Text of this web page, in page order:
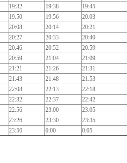
19:32 19:38 19:45
19:50 19:56 20:03
20:08 20:14 20:21
20:27 20:33 20:40
20:46 20:52 20:59
20:59 21:04 21:09
21:21 21:26 21:31
21:43 21:48 21:53
22:08 22:13 22:18
22:32 22:37 22:42
22:56 23:00 23:05
23:26 23:30 23:35
23:56 0:00 0:05